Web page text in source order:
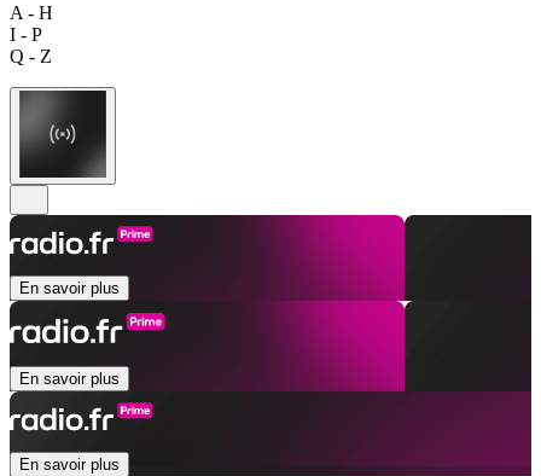
A - H
I - P
Q - Z
En savoir plus
En savoir plus
En savoir plus